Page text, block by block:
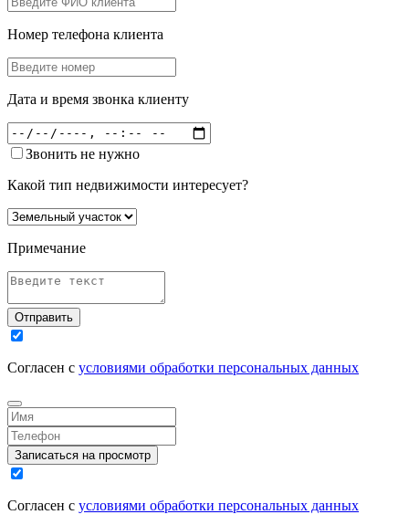
Номер телефона клиента
Дата и время звонка клиенту
Звонить не нужно
Какой тип недвижимости интересует?
Примечание
Отправить
Согласен с условиями обработки персональных данных
Записаться на просмотр
Согласен с условиями обработки персональных данных